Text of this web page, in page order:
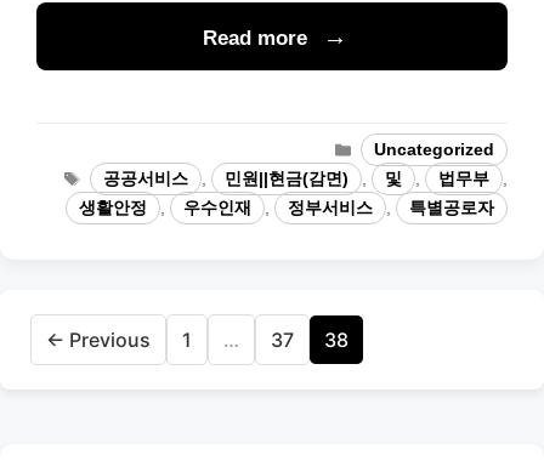
Read more
Categories
Uncategorized
Tags공공서비스 , 민원||현금(감면) , 및 , 법무부
,
생활안정
, 우수인재 , 정부서비스 , 특별공로자
← Previous Page
1 … Page
37 Page
38